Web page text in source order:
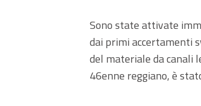
Sono state attivate
dai primi accertamenti
del materiale da canali
46enne reggiano, è